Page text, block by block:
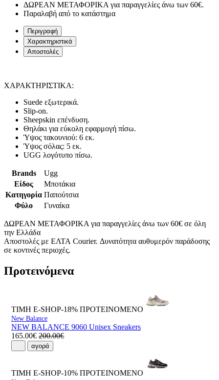
ΔΩΡΕΑΝ ΜΕΤΑΦΟΡΙΚΑ για παραγγελίες άνω των 60€.
Παραλαβή από το κατάστημα
Περιγραφή
Χαρακτηριστικά
Αποστολές
ΧΑΡΑΚΤΗΡΙΣΤΙΚΑ:
Suede εξωτερικά.
Slip-on.
Sheepskin επένδυση.
Θηλάκι για εύκολη εφαρμογή πίσω.
Ύψος τακουνιού: 6 εκ.
Ύψος σόλας: 5 εκ.
UGG λογότυπο πίσω.
Brands
Ugg
Είδος
Μποτάκια
Κατηγορία Παπούτσια
Φύλο
Γυναίκα
ΔΩΡΕΑΝ ΜΕΤΑΦΟΡΙΚΑ για παραγγελίες άνω των 60€ σε όλη
την Ελλάδα
Αποστολές με ΕΛΤΑ Courier. Δυνατότητα αυθυμερόν παράδοσης
σε κοντινές περιοχές.
Προτεινόμενα
ΤΙΜΗ E-SHOP-18% ΠΡΟΤΕΙΝΟΜΕΝΟ
New Balance
NEW BALANCE 9060 Unisex Sneakers
165.00€ 200.00€
αγορά
ΤΙΜΗ E-SHOP-10% ΠΡΟΤΕΙΝΟΜΕΝΟ